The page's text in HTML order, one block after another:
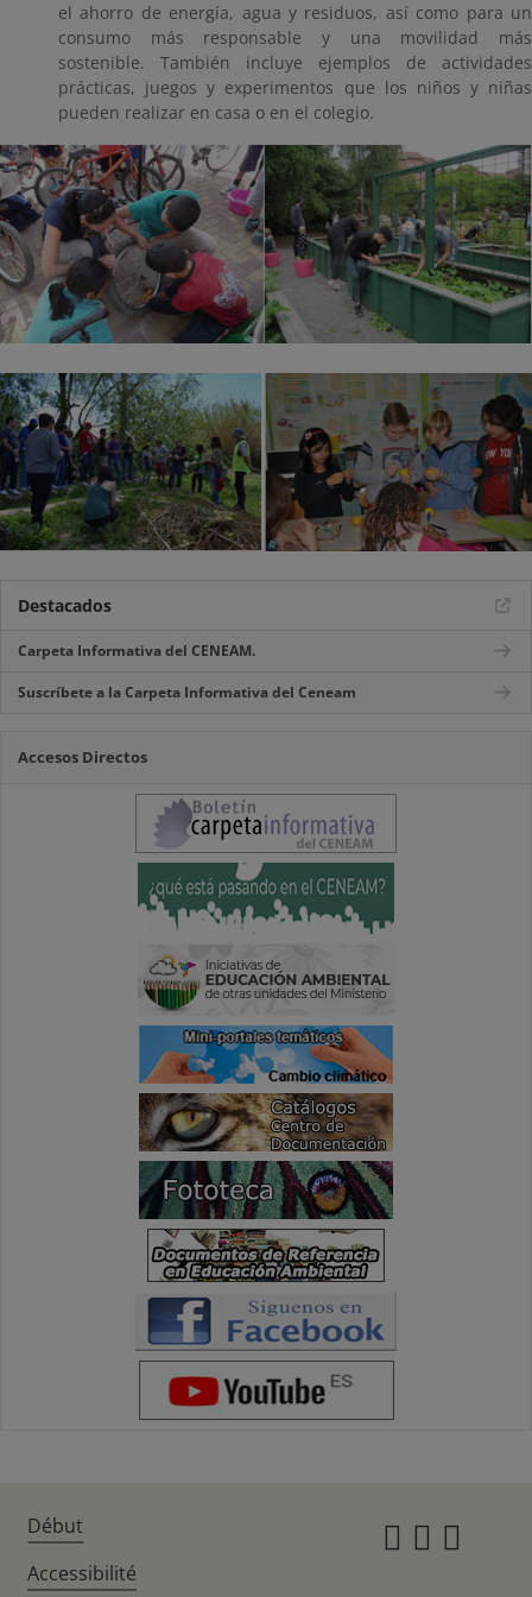
el ahorro de energía, agua y residuos, así como para un
consumo más responsable y una movilidad más
sostenible. También incluye ejemplos de actividades
prácticas, juegos y experimentos que los niños y niñas
pueden realizar en casa o en el colegio.
Destacados
Carpeta Informativa del CENEAM.
Suscríbete a la Carpeta Informativa del Ceneam
Accesos Directos
Début
Accessibilité